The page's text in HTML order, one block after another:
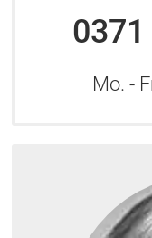
Mo. -